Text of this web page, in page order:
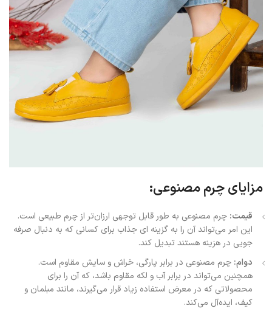
مزایای چرم مصنوعی:
قیمت: چرم مصنوعی به طور قابل توجهی ارزان‌تر از چرم طبیعی است.
این امر می‌تواند آن را به گزینه ای جذاب برای کسانی که به دنبال صرفه
جویی در هزینه هستند تبدیل کند.
دوام: چرم مصنوعی در برابر پارگی، خراش و سایش مقاوم است.
همچنین می‌تواند در برابر آب و لکه مقاوم باشد، که آن را برای
محصولاتی که در معرض استفاده زیاد قرار می‌گیرند، مانند مبلمان و
کیف، ایده‌آل می‌کند.